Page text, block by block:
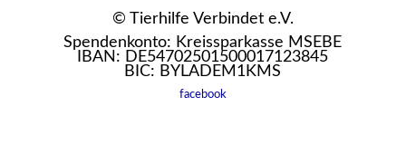
© Tierhilfe Verbindet e.V.
Spendenkonto: Kreissparkasse MSEBE
IBAN: DE54702501500017123845
BIC: BYLADEM1KMS
facebook